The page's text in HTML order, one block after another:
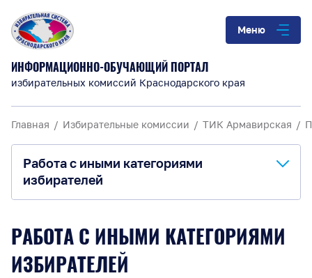
Меню
ИНФОРМАЦИОННО-ОБУЧАЮЩИЙ ПОРТАЛ
избирательных комиссий Краснодарского края
Главная Избирательные комиссии ТИК Армавирская
Работа с иными категориями
избирателей
Анонсы и информация
РАБОТА С ИНЫМИ КАТЕГОРИЯМИ
ИЗБИРАТЕЛЕЙ